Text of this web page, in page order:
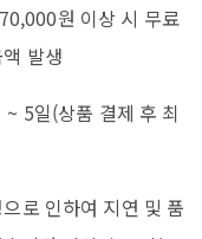
원 이상 시 무료
발생
~ 5일(상품 결제 후 최
로 인하여 지연 및 품